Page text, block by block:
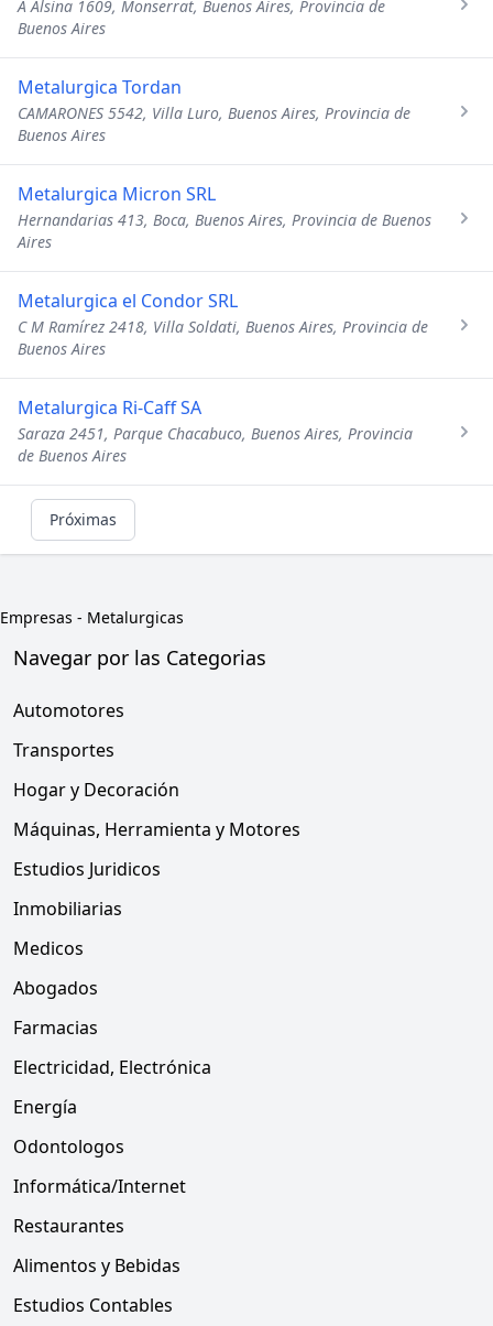
A Alsina 1609, Monserrat, Buenos Aires, Provincia de
Buenos Aires
Metalurgica Tordan
CAMARONES 5542, Villa Luro, Buenos Aires, Provincia de
Buenos Aires
Metalurgica Micron SRL
Hernandarias 413, Boca, Buenos Aires, Provincia de Buenos
Aires
Metalurgica el Condor SRL
C M Ramírez 2418, Villa Soldati, Buenos Aires, Provincia de
Buenos Aires
Metalurgica Ri-Caff SA
Saraza 2451, Parque Chacabuco, Buenos Aires, Provincia
de Buenos Aires
Próximas
Empresas - Metalurgicas
Navegar por las Categorias
Automotores
Transportes
Hogar y Decoración
Máquinas, Herramienta y Motores
Estudios Juridicos
Inmobiliarias
Medicos
Abogados
Farmacias
Electricidad, Electrónica
Energía
Odontologos
Informática/Internet
Restaurantes
Alimentos y Bebidas
Estudios Contables